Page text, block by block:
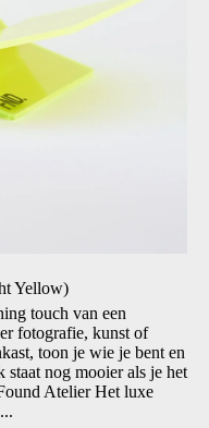
Yellow)
touch van een
fotografie, kunst of
toon je wie je bent en
nog mooier als je het
Atelier Het luxe